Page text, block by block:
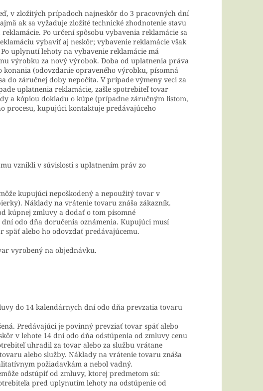
v zložitých prípadoch najneskôr do 3 pracovných dní
ak sa vyžaduje zložité technické zhodnotenie stavu
Po určení spôsobu vybavenia reklamácie sa
vybaviť aj neskôr; vybavenie reklamácie však
uplynutí lehoty na vybavenie reklamácie má
výrobku za nový výrobok. Doba od uplatnenia práva
(odovzdanie opraveného výrobku, písomná
do záručnej doby nepočíta. V prípade výmeny veci za
uplatnenia reklamácie, zašle spotrebiteľ tovar
a kópiou dokladu o kúpe (prípadne záručným listom,
procesu, kupujúci kontaktuje predávajúceho
vznikli v súvislosti s uplatnením práv zo
kupujúci nepoškodený a nepoužitý tovar v
Náklady na vrátenie tovaru znáša zákazník.
kúpnej zmluvy a dodať o tom písomné
odo dňa doručenia oznámenia. Kupujúci musí
späť alebo ho odovzdať predávajúcemu.
vyrobený na objednávku.
do 14 kalendárnych dní odo dňa prevzatia tovaru
Predávajúci je povinný prevziať tovar späť alebo
v lehote 14 dní odo dňa odstúpenia od zmluvy cenu
uhradil za tovar alebo za službu vrátane
alebo služby. Náklady na vrátenie tovaru znáša
požiadavkám a nebol vadný.
odstúpiť od zmluvy, ktorej predmetom sú:
pred uplynutím lehoty na odstúpenie od